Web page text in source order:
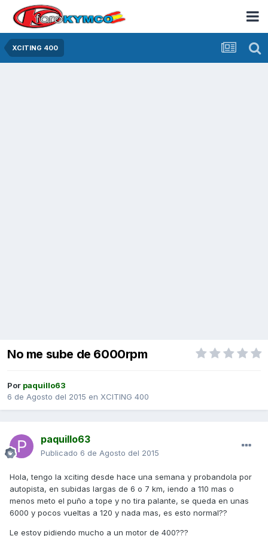
XCITING 400
No me sube de 6000rpm
Por paquillo63
6 de Agosto del 2015 en XCITING 400
paquillo63
Publicado 6 de Agosto del 2015
Hola, tengo la xciting desde hace una semana y probandola por
autopista, en subidas largas de 6 o 7 km, iendo a 110 mas o
menos meto el puño a tope y no tira palante, se queda en unas
6000 y pocos vueltas a 120 y nada mas, es esto normal??
Le estoy pidiendo mucho a un motor de 400???